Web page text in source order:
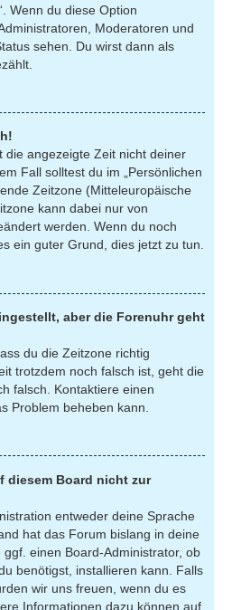
Wenn du diese Option
Moderatoren und
sehen. Du wirst dann als
die angezeigte Zeit nicht deiner
Fall solltest du im „Persönlichen
Zeitzone (Mitteleuropäische
kann dabei nur von
werden. Wenn du noch
ein guter Grund, dies jetzt zu tun.
aber die Forenuhr geht
du die Zeitzone richtig
trotzdem noch falsch ist, geht die
falsch. Kontaktiere einen
Problem beheben kann.
diesem Board nicht zur
entweder deine Sprache
hat das Forum bislang in deine
einen Board-Administrator, ob
benötigst, installieren kann. Falls
wir uns freuen, wenn du es
Informationen dazu können auf